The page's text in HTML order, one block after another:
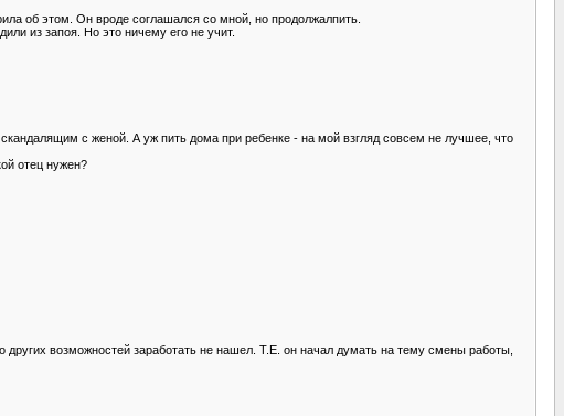
об этом. Он вроде соглашался со мной, но продолжалпить.
из запоя. Но это ничему его не учит.
с женой. А уж пить дома при ребенке - на мой взгляд совсем не лучшее, что
отец нужен?
возможностей заработать не нашел. Т.Е. он начал думать на тему смены работы,